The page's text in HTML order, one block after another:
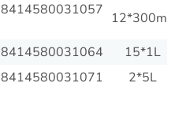
8414580031057 12*300ml
8414580031064
15*1L
8414580031071 2*5L